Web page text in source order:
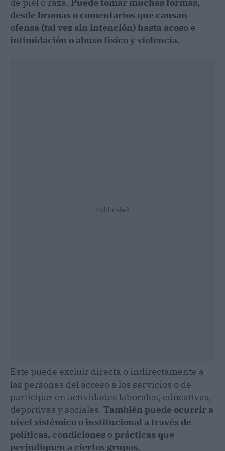
desde bromas o comentarios que causan
ofensa (tal vez sin intención) hasta acoso e
intimidación o abuso físico y violencia.
Publicidad
Este puede excluir directa o indirectamente a
las personas del acceso a los servicios o de
participar en actividades laborales, educativas,
deportivas y sociales. También puede ocurrir a
nivel sistémico o institucional a través de
políticas, condiciones o prácticas que
perjudiquen a ciertos grupos.